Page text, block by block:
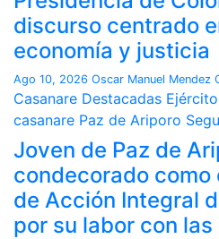
discurso centrado
economía y justicia
Ago 10, 2026 Oscar Manuel Mendez
Casanare Destacadas
casanare Paz de Ariporo
Joven de Paz de
condecorado como
de Acción Integral
por su labor con